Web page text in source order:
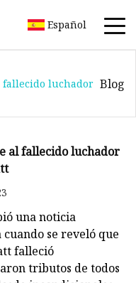
Español
fallecido luchador Blog
al fallecido luchador
una noticia
se reveló que
falleció
tributos de todos